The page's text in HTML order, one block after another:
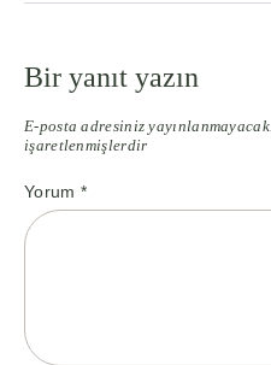
Bir yanıt yazın
E-posta adresiniz yayınlanmayacak.
işaretlenmişlerdir
Yorum *